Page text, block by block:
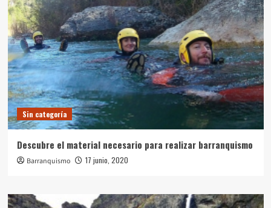
Sin categoría
Descubre el material necesario para realizar barranquismo
Barranquismo 17 junio, 2020